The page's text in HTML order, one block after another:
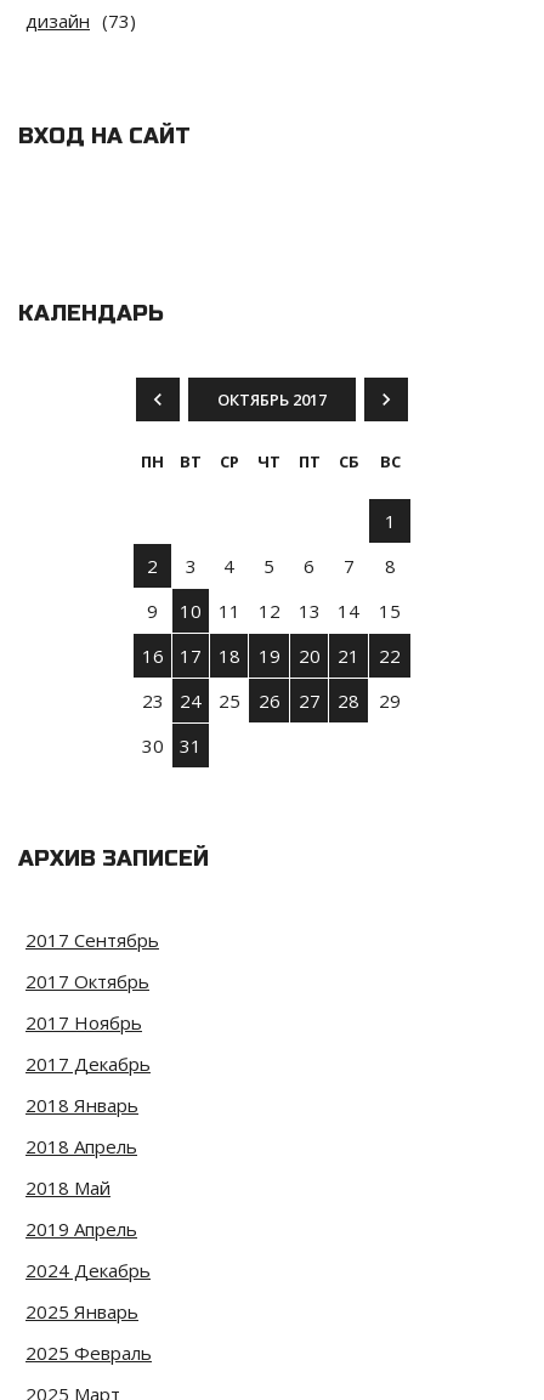
дизайн (73)
ВХОД НА САЙТ
КАЛЕНДАРЬ
ОКТЯБРЬ 2017
ПН ВТ СР ЧТ ПТ СБ ВС
1
2
3 4 5 6 7
8
9
10 11 12 13 14
15
16
17 18 19 20 21
22
23
24 25 26 27 28
29
30
31
АРХИВ ЗАПИСЕЙ
2017 Сентябрь
2017 Октябрь
2017 Ноябрь
2017 Декабрь
2018 Январь
2018 Апрель
2018 Май
2019 Апрель
2024 Декабрь
2025 Январь
2025 Февраль
2025 Март